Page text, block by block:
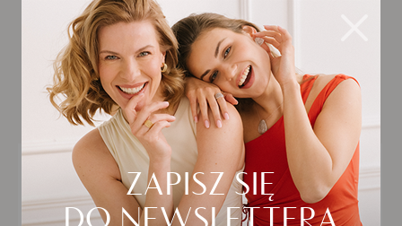
Biżuteria wybrana dla
Ciebie